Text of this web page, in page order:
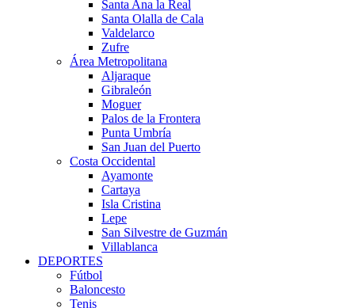
Santa Ana la Real
Santa Olalla de Cala
Valdelarco
Zufre
Área Metropolitana
Aljaraque
Gibraleón
Moguer
Palos de la Frontera
Punta Umbría
San Juan del Puerto
Costa Occidental
Ayamonte
Cartaya
Isla Cristina
Lepe
San Silvestre de Guzmán
Villablanca
DEPORTES
Fútbol
Baloncesto
Tenis